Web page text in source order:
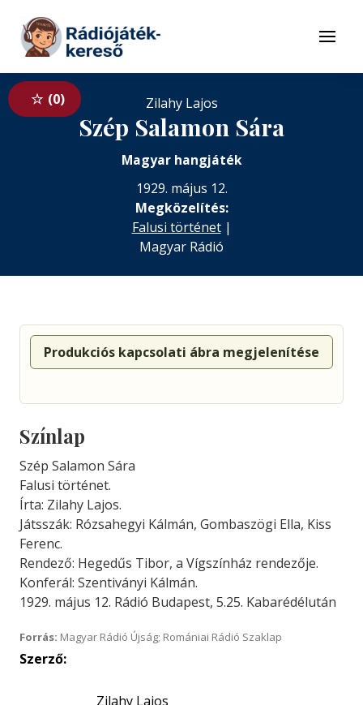
Tovább a tartalomhoz
Menü
0 Zilahy Lajos
Szép Salamon Sára
Magyar hangjáték
1929. május 12.
Megközelítés:
Falusi történet|
Magyar Rádió
Produkciós kapcsolati ábra megjelenítése
Színlap
Szép Salamon Sára
Falusi történet.
Írta: Zilahy Lajos.
Játsszák: Rózsahegyi Kálmán, Gombaszögi Ella, Kiss
Ferenc.
Rendező: Hegedűs Tibor, a Vígszínház rendezője.
Konferál: Szentiványi Kálmán.
1929. május 12. Rádió Budapest, 5.25. Kabarédélután
Forrás: Magyar Rádió Újság; Romániai Rádió Szaklap
Szerző:
Zilahy Lajos